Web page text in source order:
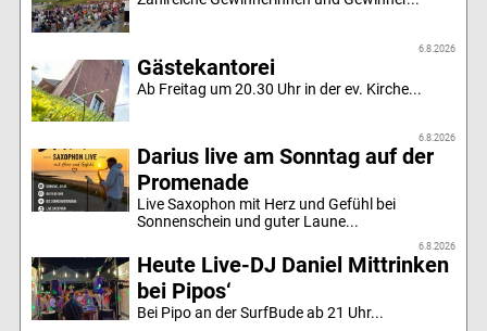
6.8.2026
Gästekantorei
Ab Freitag um 20.30 Uhr in der ev. Kirche...
6.8.2026
Darius live am Sonntag auf der
Promenade
Live Saxophon mit Herz und Gefühl bei
Sonnenschein und guter Laune...
6.8.2026
Heute Live-DJ Daniel Mittrinken
bei Pipos‘
Bei Pipo an der SurfBude ab 21 Uhr...